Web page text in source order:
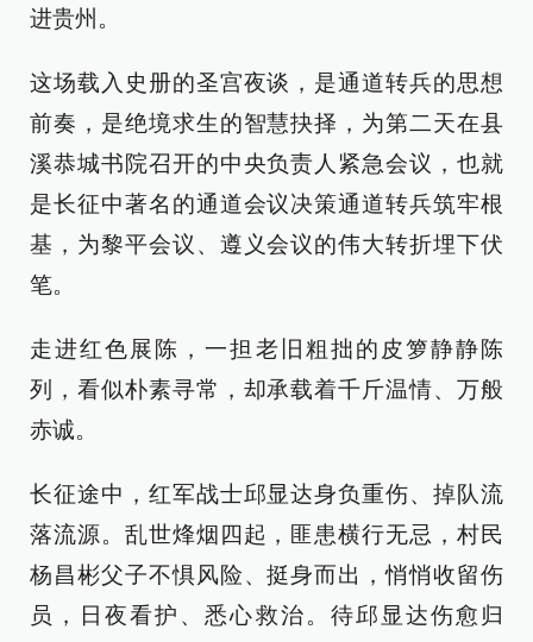
进贵州。
这场载入史册的圣宫夜谈，是通道转兵的思想
前奏，是绝境求生的智慧抉择，为第二天在县
溪恭城书院召开的中央负责人紧急会议，也就
是长征中著名的通道会议决策通道转兵筑牢根
基，为黎平会议、遵义会议的伟大转折埋下伏
笔。
走进红色展陈，一担老旧粗拙的皮箩静静陈
列，看似朴素寻常，却承载着千斤温情、万般
赤诚。
长征途中，红军战士邱显达身负重伤、掉队流
落流源。乱世烽烟四起，匪患横行无忌，村民
杨昌彬父子不惧风险、挺身而出，悄悄收留伤
员，日夜看护、悉心救治。待邱显达伤愈归